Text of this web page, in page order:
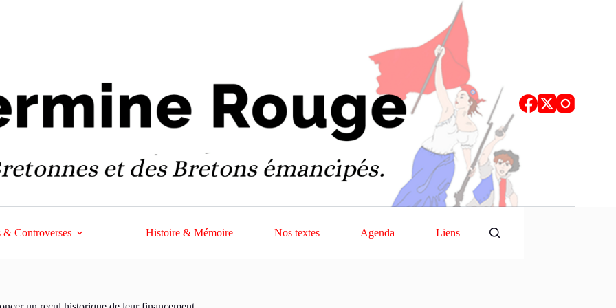
& Controverses Histoire & Mémoire Nos textes Agenda Liens